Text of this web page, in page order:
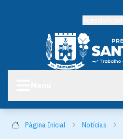
Página Inicial Notícias